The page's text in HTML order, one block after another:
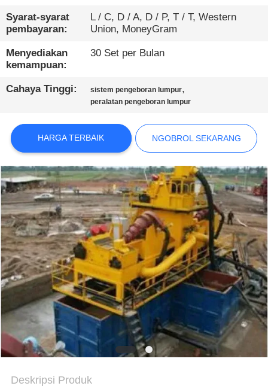
HUBUNGI
KAMI
NGOBROL
SEKARANG
COMPANY
NEWS
SITEMAP
KEBIJAKAN
PRIVASI
Syarat-syarat
pembayaran:
L / C, D / A, D / P, T / T, Western
Union, MoneyGram
Menyediakan
kemampuan:
30 Set per Bulan
Cahaya Tinggi: sistem pengeboran lumpur,
peralatan pengeboran lumpur
HARGA TERBAIK NGOBROL SEKARANG
Deskripsi Produk